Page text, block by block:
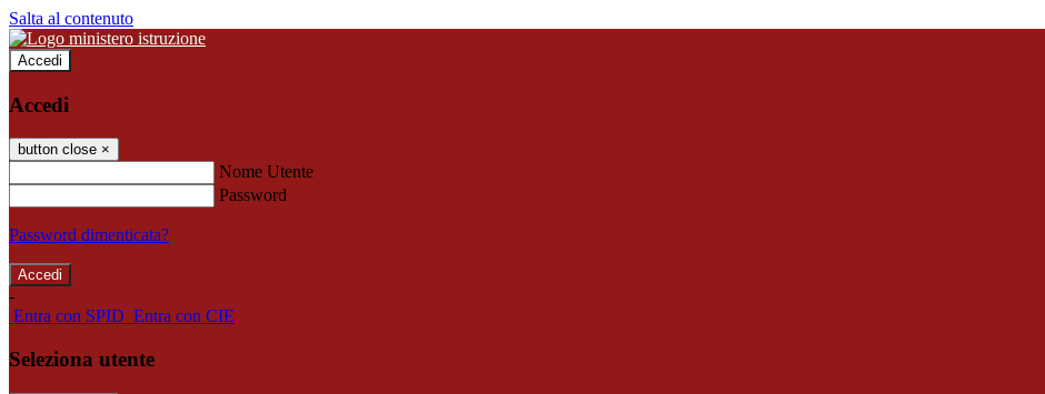
Salta al contenuto
Accedi
Accedi
button close ×
Nome Utente
Password
Password dimenticata?
-
Entra con SPID Entra con CIE
Seleziona utente